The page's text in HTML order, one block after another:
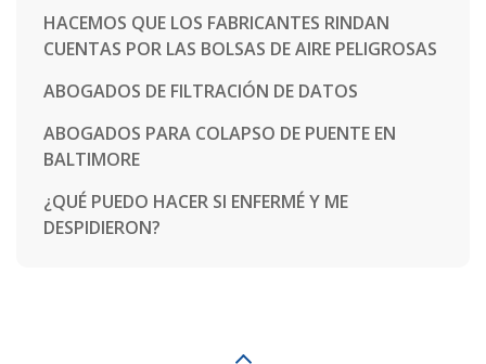
HACEMOS QUE LOS FABRICANTES RINDAN
CUENTAS POR LAS BOLSAS DE AIRE PELIGROSAS
ABOGADOS DE FILTRACIÓN DE DATOS
ABOGADOS PARA COLAPSO DE PUENTE EN
BALTIMORE
¿QUÉ PUEDO HACER SI ENFERMÉ Y ME
DESPIDIERON?